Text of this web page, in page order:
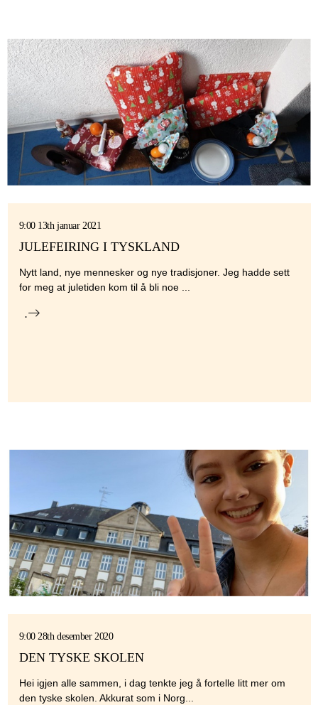
9:00 13th januar 2021
JULEFEIRING I TYSKLAND
Nytt land, nye mennesker og nye tradisjoner. Jeg hadde sett
for meg at juletiden kom til å bli noe ...
9:00 28th desember 2020
DEN TYSKE SKOLEN
Hei igjen alle sammen, i dag tenkte jeg å fortelle litt mer om
den tyske skolen. Akkurat som i Norg...